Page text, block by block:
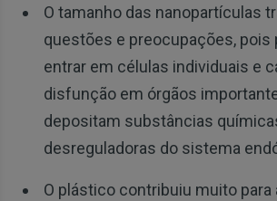
O tamanho das nanopartículas
questões e preocupações, pois
entrar em células individuais e
disfunção em órgãos
depositam substâncias
desreguladoras do sistema
O plástico contribuiu muito para